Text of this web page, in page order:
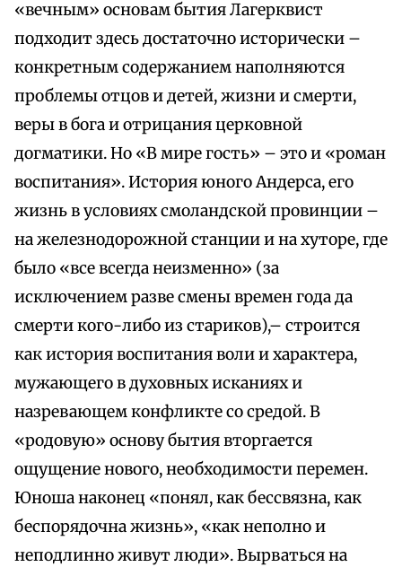
«вечным» основам бытия Лагерквист
подходит здесь достаточно исторически –
конкретным содержанием наполняются
проблемы отцов и детей, жизни и смерти,
веры в бога и отрицания церковной
догматики. Но «В мире гость» – это и «роман
воспитания». История юного Андерса, его
жизнь в условиях смоландской провинции –
на железнодорожной станции и на хуторе, где
было «все всегда неизменно» (за
исключением разве смены времен года да
смерти кого-либо из стариков),– строится
как история воспитания воли и характера,
мужающего в духовных исканиях и
назревающем конфликте со средой. В
«родовую» основу бытия вторгается
ощущение нового, необходимости перемен.
Юноша наконец «понял, как бессвязна, как
беспорядочна жизнь», «как неполно и
неподлинно живут люди». Вырваться на